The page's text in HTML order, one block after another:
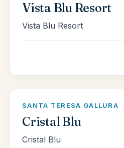
Vista Blu Resort
Vista Blu Resort
SANTA TERESA GALLURA
Cristal Blu
Cristal Blu